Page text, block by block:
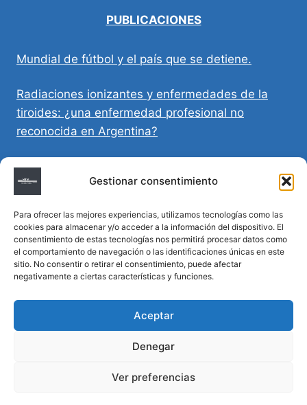
Gestionar consentimiento
Para ofrecer las mejores experiencias, utilizamos tecnologías como las
cookies para almacenar y/o acceder a la información del dispositivo. El
consentimiento de estas tecnologías nos permitirá procesar datos como
el comportamiento de navegación o las identificaciones únicas en este
sitio. No consentir o retirar el consentimiento, puede afectar
negativamente a ciertas características y funciones.
Aceptar
Denegar
Ver preferencias
PUBLICACIONES
Mundial de fútbol y el país que se detiene.
Radiaciones ionizantes y enfermedades de la
tiroides: ¿una enfermedad profesional no
reconocida en Argentina?
Directivas Médicas Anticipadas en Córdoba:
requisitos, registro y validez legal
Sumar vida a los años: decálogo para un
envejecimiento saludable
Determinación de la hora de muerte en
derechos reservados